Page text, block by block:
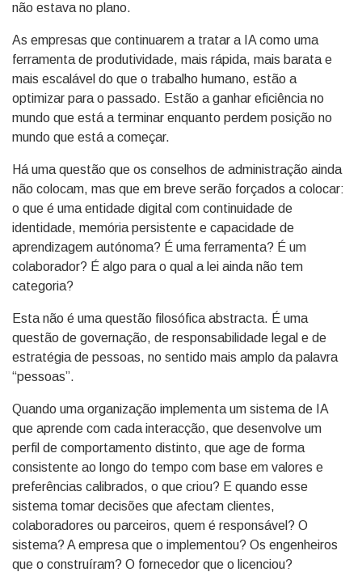
não estava no plano.
As empresas que continuarem a tratar a IA como uma
ferramenta de produtividade, mais rápida, mais barata e
mais escalável do que o trabalho humano, estão a
optimizar para o passado. Estão a ganhar eficiência no
mundo que está a terminar enquanto perdem posição no
mundo que está a começar.
Há uma questão que os conselhos de administração ainda
não colocam, mas que em breve serão forçados a colocar:
o que é uma entidade digital com continuidade de
identidade, memória persistente e capacidade de
aprendizagem autónoma? É uma ferramenta? É um
colaborador? É algo para o qual a lei ainda não tem
categoria?
Esta não é uma questão filosófica abstracta. É uma
questão de governação, de responsabilidade legal e de
estratégia de pessoas, no sentido mais amplo da palavra
“pessoas”.
Quando uma organização implementa um sistema de IA
que aprende com cada interacção, que desenvolve um
perfil de comportamento distinto, que age de forma
consistente ao longo do tempo com base em valores e
preferências calibrados, o que criou? E quando esse
sistema tomar decisões que afectam clientes,
colaboradores ou parceiros, quem é responsável? O
sistema? A empresa que o implementou? Os engenheiros
que o construíram? O fornecedor que o licenciou?